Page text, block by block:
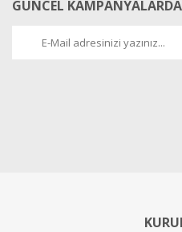
GÜNCEL